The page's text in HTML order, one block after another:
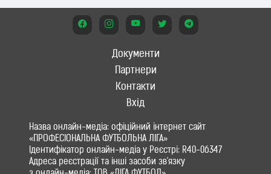
Документи
Партнери
Контакти
Вхід
Назва онлайн-медіа: офіційний інтернет сайт
«ПРОФЕСІОНАЛЬНА ФУТБОЛЬНА ЛІГА»
Ідентифікатор онлайн-медіа у Реєстрі: R40-06347
Адреса реєстрації та інші засоби зв'язку